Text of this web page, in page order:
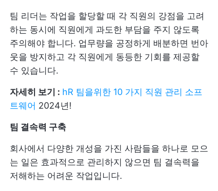
팀 리더는 작업을 할당할 때 각 직원의 강점을 고려
하는 동시에 직원에게 과도한 부담을 주지 않도록
주의해야 합니다. 업무량을 공정하게 배분하면 번아
웃을 방지하고 각 직원에게 동등한 기회를 제공할
수 있습니다.
자세히 보기 : hR 팀을위한 10 가지 직원 관리 소프
트웨어 2024년!
팀 결속력 구축
회사에서 다양한 개성을 가진 사람들을 하나로 모으
는 일은 효과적으로 관리하지 않으면 팀 결속력을
저해하는 어려운 작업입니다.